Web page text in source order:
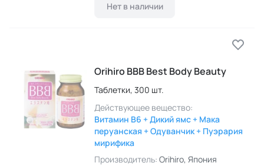
Нет в наличии
Orihiro ВВВ Best Body Beauty
Таблетки, 300 шт.
Действующее вещество:
Витамин B6 + Дикий ямс + Мака
перуанская + Одуванчик + Пуэрария
мирифика
Производитель: Orihiro, Япония